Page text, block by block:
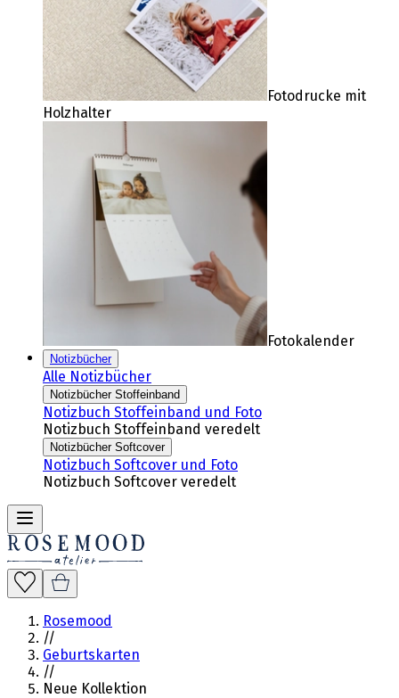
Fotodrucke mit
Holzhalter
Fotokalender
Notizbücher
Alle Notizbücher
Notizbücher Stoffeinband
Notizbuch Stoffeinband und Foto
Notizbuch Stoffeinband veredelt
Notizbücher Softcover
Notizbuch Softcover und Foto
Notizbuch Softcover veredelt
Rosemood
//
Geburtskarten
//
Neue Kollektion